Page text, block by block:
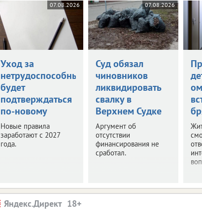
07.08.2026
Уход за
нетрудоспособными
будет
подтверждаться
по-новому
Новые правила
заработают с 2027
года.
07.08.2026
Суд обязал
чиновников
ликвидировать
свалку в
Верхнем Судке
Аргумент об
отсутствии
финансирования не
сработал.
Яндекс.Директ